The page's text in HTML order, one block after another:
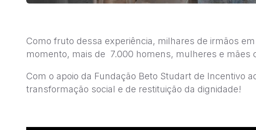
Como fruto dessa experiência, milhares de irmãos
momento, mais de 7.000 homens, mulheres e mães
Com o apoio da Fundação Beto Studart de Incentivo
transformação social e de restituição da dignidade!